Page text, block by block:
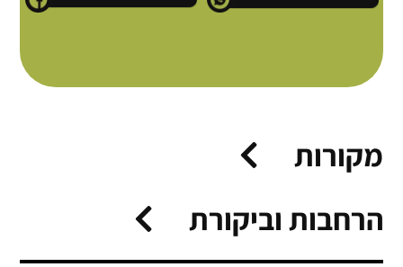
מקורות
הרחבות וביקורת